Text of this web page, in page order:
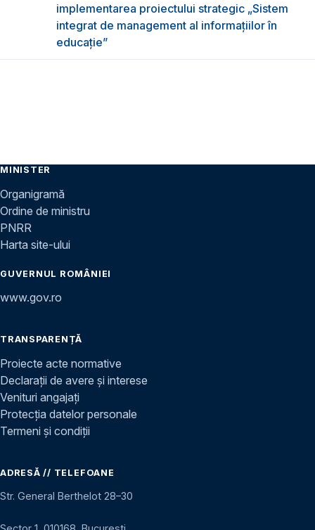
implementarea proiectului strategic „Sistem
integrat de management al informațiilor în
educație”
MINISTER
Organigramă
Ordine de ministru
PNRR
Harta site-ului
GUVERNUL ROMÂNIEI
www.gov.ro
TRANSPARENȚĂ
Proiecte acte normative
Declarații de avere și interese
Venituri angajați
Protecția datelor personale
Termeni și condiții
ADRESĂ // TELEFOANE
Str. General Berthelot 28–30